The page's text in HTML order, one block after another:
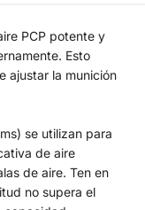
PCP potente y
Esto
ajustar la munición
se utilizan para
de aire
de aire. Ten en
no supera el